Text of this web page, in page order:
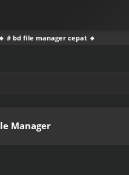
🔹 # bd file manager cepat 🔹
Manager